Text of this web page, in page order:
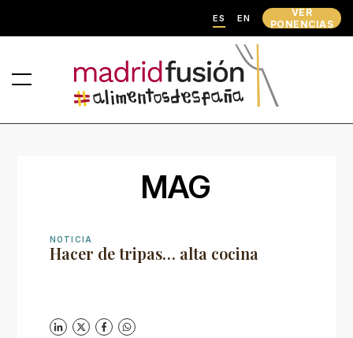
ES EN
VER
PONENCIAS
MAG
NOTICIA
Hacer de tripas… alta cocina